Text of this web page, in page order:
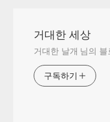
거대한 세상
거대한 날개 님의 블
구독하기